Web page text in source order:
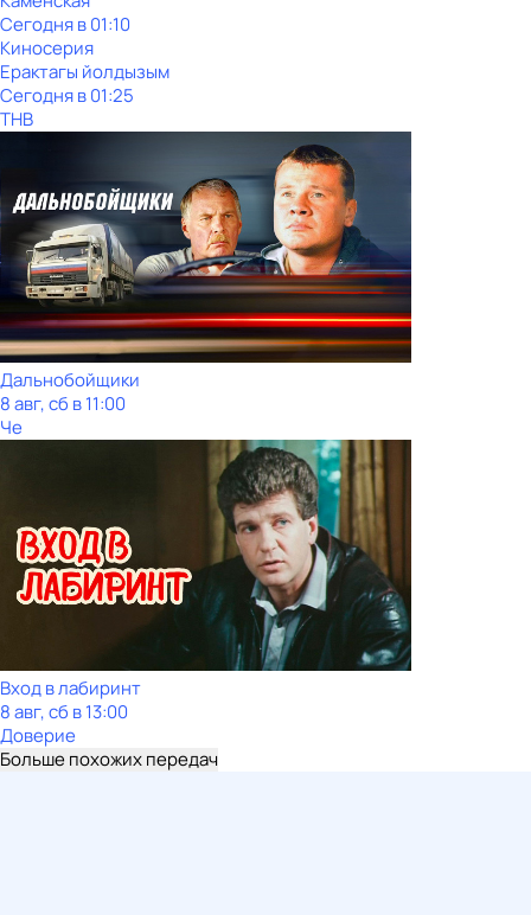
Сегодня в 01:10
Киносерия
Ерактагы йолдызым
Сегодня в 01:25
ТНВ
Дальнобойщики
8 авг, сб в 11:00
Че
Вход в лабиринт
8 авг, сб в 13:00
Доверие
Больше похожих передач